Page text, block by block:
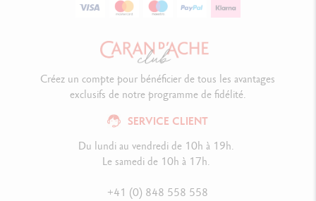
SERVICE CLIENT
Du lundi au vendredi de 10h à 19h.
Le samedi de 10h à 17h.
+41 (0) 848 558 558
Créez un compte pour bénéficier de tous les avantages
exclusifs de notre programme de fidélité.